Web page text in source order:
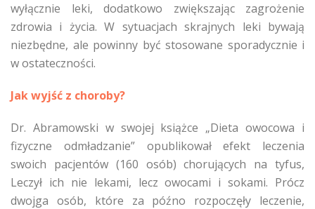
wyłącznie leki, dodatkowo zwiększając zagrożenie
zdrowia i życia. W sytuacjach skrajnych leki bywają
niezbędne, ale powinny być stosowane sporadycznie i
w ostateczności.
Jak wyjść z choroby?
Dr. Abramowski w swojej książce „Dieta owocowa i
fizyczne odmładzanie” opublikował efekt leczenia
swoich pacjentów (160 osób) chorujących na tyfus,
Leczył ich nie lekami, lecz owocami i sokami. Prócz
dwojga osób, które za późno rozpoczęły leczenie,